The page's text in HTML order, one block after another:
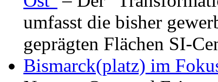
umfasst die bisher
geprägten Flächen SI-
Bismarck(platz) im